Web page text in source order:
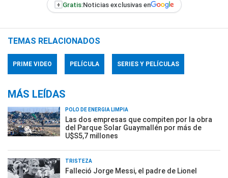
+ Gratis:Noticias exclusivas en
TEMAS RELACIONADOS
PRIME VIDEO PELÍCULA SERIES Y PELÍCULAS
MÁS LEÍDAS
POLO DE ENERGÍA LIMPIA
Las dos empresas que compiten por la obra
del Parque Solar Guaymallén por más de
U$S5,7 millones
TRISTEZA
Falleció Jorge Messi, el padre de Lionel